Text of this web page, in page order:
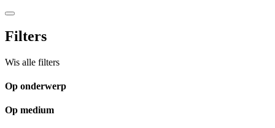
Filters
Wis alle filters
Op onderwerp
Op medium